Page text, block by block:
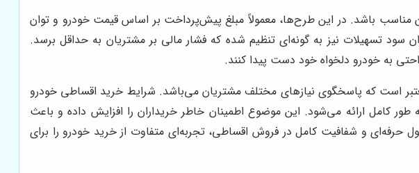
باشد. در این طرح‌ها، معمولاً مبلغ پیش‌پرداخت بر اساس قیمت خودرو و توان
تسهیلات نیز به گونه‌ای تنظیم شده که فشار مالی بر مشتریان به حداقل برسد.
به خودرو دلخواه خود دست پیدا کنند.
است که پاسخگوی نیازهای مختلف مشتریان می‌باشد. شرایط خرید اقساطی خودرو
کامل ارائه می‌شود. این موضوع اطمینان خاطر خریداران را افزایش داده و باعث
حرفه‌ای و شفافیت کامل در فروش اقساطی، تجربه‌ای متفاوت از خرید خودرو را برای